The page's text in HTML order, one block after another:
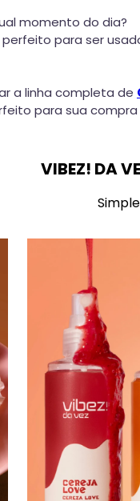
momento do dia?
para ser
a linha completa de
para sua
VIBEZ! DA